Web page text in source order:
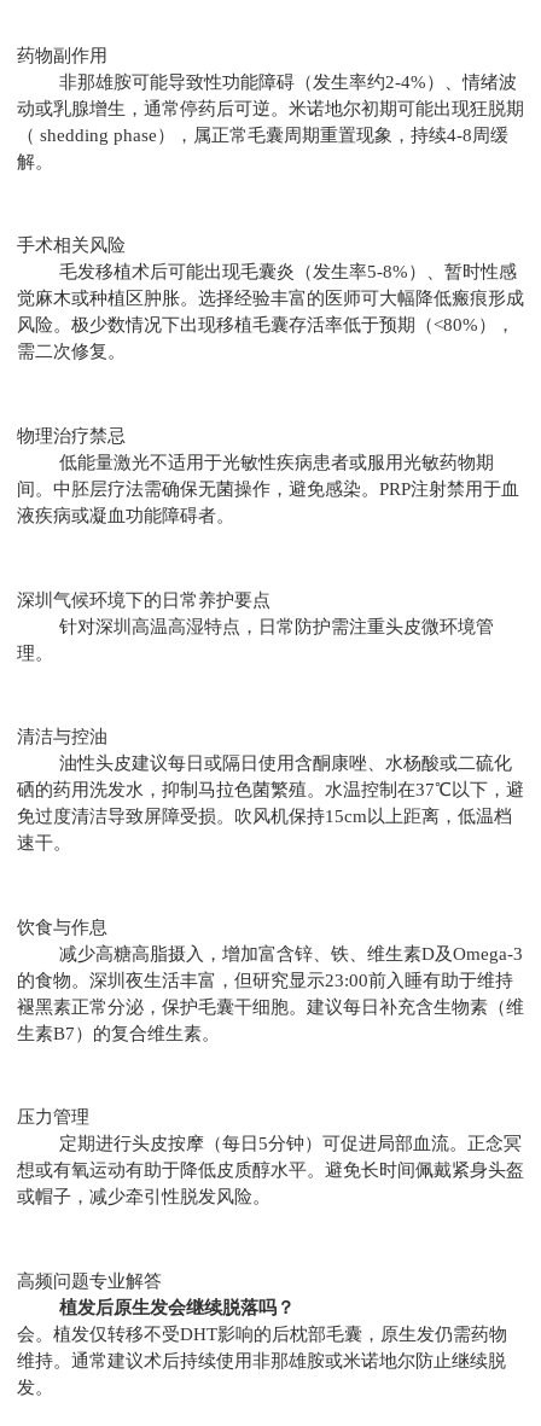
药物副作用
非那雄胺可能导致性功能障碍（发生率约2-4%）、情绪波
动或乳腺增生，通常停药后可逆。米诺地尔初期可能出现狂脱期
（ shedding phase），属正常毛囊周期重置现象，持续4-8周缓
解。
手术相关风险
毛发移植术后可能出现毛囊炎（发生率5-8%）、暂时性感
觉麻木或种植区肿胀。选择经验丰富的医师可大幅降低瘢痕形成
风险。极少数情况下出现移植毛囊存活率低于预期（<80%），
需二次修复。
物理治疗禁忌
低能量激光不适用于光敏性疾病患者或服用光敏药物期
间。中胚层疗法需确保无菌操作，避免感染。PRP注射禁用于血
液疾病或凝血功能障碍者。
深圳气候环境下的日常养护要点
针对深圳高温高湿特点，日常防护需注重头皮微环境管
理。
清洁与控油
油性头皮建议每日或隔日使用含酮康唑、水杨酸或二硫化
硒的药用洗发水，抑制马拉色菌繁殖。水温控制在37℃以下，避
免过度清洁导致屏障受损。吹风机保持15cm以上距离，低温档
速干。
饮食与作息
减少高糖高脂摄入，增加富含锌、铁、维生素D及Omega-3
的食物。深圳夜生活丰富，但研究显示23:00前入睡有助于维持
褪黑素正常分泌，保护毛囊干细胞。建议每日补充含生物素（维
生素B7）的复合维生素。
压力管理
定期进行头皮按摩（每日5分钟）可促进局部血流。正念冥
想或有氧运动有助于降低皮质醇水平。避免长时间佩戴紧身头盔
或帽子，减少牵引性脱发风险。
高频问题专业解答
植发后原生发会继续脱落吗？
会。植发仅转移不受DHT影响的后枕部毛囊，原生发仍需药物
维持。通常建议术后持续使用非那雄胺或米诺地尔防止继续脱
发。